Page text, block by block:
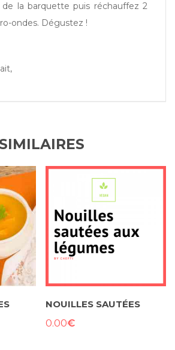
la barquette puis réchauffez 2
ondes. Dégustez !
NOUILLES SAUTÉES
0.00€